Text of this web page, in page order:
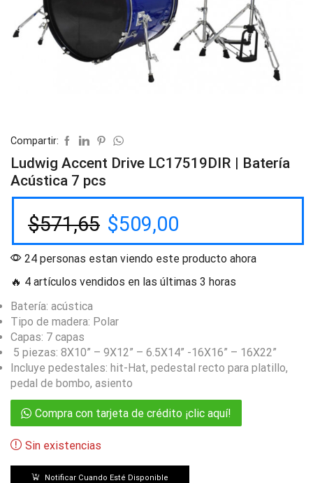
Compartir:
Ludwig Accent Drive LC17519DIR | Batería
Acústica 7 pcs
$571,65 $509,00
24 personas estan viendo este producto ahora
🔥 4 artículos vendidos en las últimas 3 horas
Batería: acústica
Tipo de madera: Polar
Capas: 7 capas
5 piezas: 8X10” – 9X12” – 6.5X14” -16X16” – 16X22”
Incluye pedestales: hit-Hat, pedestal recto para platillo,
pedal de bombo, asiento
Compra con tarjeta de crédito ¡clic aquí!
Sin existencias
Notificar Cuando Esté Disponible